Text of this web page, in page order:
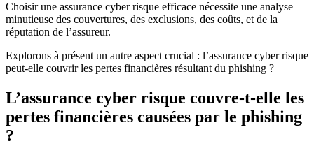
Choisir une assurance cyber risque efficace nécessite une analyse
minutieuse des couvertures, des exclusions, des coûts, et de la
réputation de l’assureur.
Explorons à présent un autre aspect crucial : l’assurance cyber risque
peut-elle couvrir les pertes financières résultant du phishing ?
L’assurance cyber risque couvre-t-elle les
pertes financières causées par le phishing
?